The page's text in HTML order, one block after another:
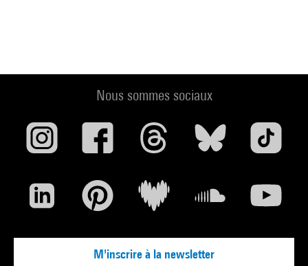
Nous sommes sociaux
M'inscrire à la newsletter